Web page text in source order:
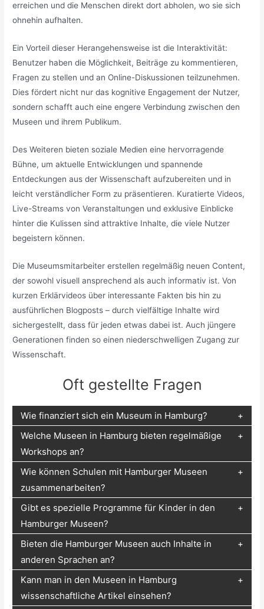
erreichen und die Menschen direkt dort abholen, wo sie sich
ohnehin aufhalten.
Ein Vorteil dieser Herangehensweise ist die Interaktivität:
Benutzer haben die Möglichkeit, Beiträge zu kommentieren,
Fragen zu stellen und an Online-Diskussionen teilzunehmen.
Dies fördert nicht nur das kognitive Engagement der Nutzer,
sondern schafft auch eine engere Verbindung zwischen den
Museen und ihrem Publikum.
Des Weiteren bieten soziale Medien eine hervorragende
Bühne, um aktuelle Entwicklungen und spannende
Entdeckungen aus der Wissenschaft aufzubereiten und in
leicht verständlicher Form zu präsentieren. Kuratierte Videos,
Live-Streams von Veranstaltungen und exklusive Einblicke
hinter die Kulissen sind attraktive Inhalte, die viele Nutzer
begeistern können.
Die Museumsmitarbeiter erstellen regelmäßig neuen Content,
der sowohl visuell ansprechend als auch informativ ist. Von
kurzen Erklärvideos über interessante Fakten bis hin zu
ausführlichen Blogposts – durch vielfältige Inhalte wird
sichergestellt, dass für jeden etwas dabei ist. Auch jüngere
Generationen finden so einen niederschwelligen Zugang zur
Wissenschaft.
Oft gestellte Fragen
Wie finanziert sich ein Museum in Hamburg?
Welche Museen in Hamburg bieten regelmäßige
Workshops an?
Wie können Schulen mit Hamburger Museen
zusammenarbeiten?
Gibt es spezielle Programme für Kinder in den
Hamburger Museen?
Bieten die Hamburger Museen auch Inhalte in
anderen Sprachen an?
Kann man in den Museen in Hamburg
wissenschaftliche Artikel einsehen?